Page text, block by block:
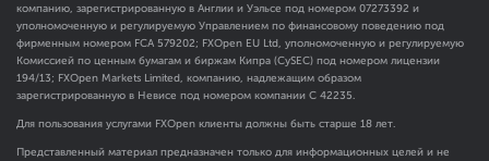
компанию, зарегистрированную в Англии и Уэльсе под номером 07273392 и
уполномоченную и регулируемую Управлением по финансовому поведению под
фирменным номером FCA 579202; FXOpen EU Ltd, уполномоченную и регулируемую
Комиссией по ценным бумагам и биржам Кипра (CySEC) под номером лицензии
194/13; FXOpen Markets Limited, компанию, надлежащим образом
зарегистрированную в Невисе под номером компании C 42235.
Для пользования услугами FXOpen клиенты должны быть старше 18 лет.
Представленный материал предназначен только для информационных целей и не